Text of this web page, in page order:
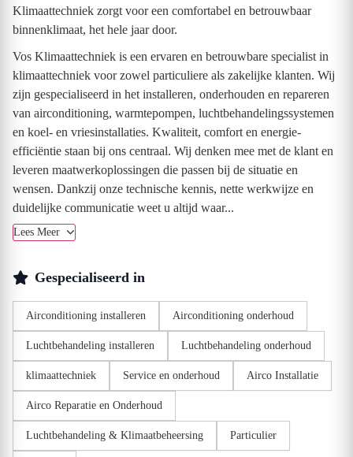
Klimaattechniek zorgt voor een comfortabel en betrouwbaar
binnenklimaat, het hele jaar door.
Vos Klimaattechniek is een ervaren en betrouwbare specialist in
klimaattechniek voor zowel particuliere als zakelijke klanten. Wij
zijn gespecialiseerd in het installeren, onderhouden en repareren
van airconditioning, warmtepompen, luchtbehandelingssystemen
en koel- en vriesinstallaties. Kwaliteit, comfort en energie-
efficiëntie staan bij ons centraal. Wij denken mee met de klant en
leveren maatwerkoplossingen die passen bij de situatie en
wensen. Dankzij onze technische kennis, nette werkwijze en
duidelijke communicatie weet u altijd waar...
Lees Meer
Gespecialiseerd in
Airconditioning installeren Airconditioning onderhoud
Luchtbehandeling installeren Luchtbehandeling onderhoud
klimaattechniek Service en onderhoud Airco Installatie
Airco Reparatie en Onderhoud
Luchtbehandeling & Klimaatbeheersing Particulier